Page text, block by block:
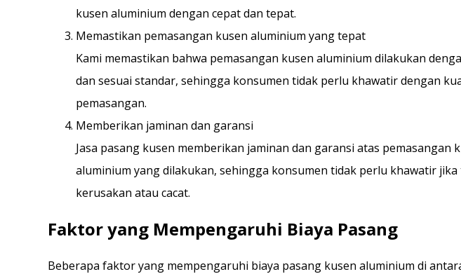
kusen aluminium dengan cepat dan tepat.
Memastikan pemasangan kusen aluminium yang tepat
Kami memastikan bahwa pemasangan kusen aluminium dilakukan
dan sesuai standar, sehingga konsumen tidak perlu khawatir dengan
pemasangan.
Memberikan jaminan dan garansi
Jasa pasang kusen memberikan jaminan dan garansi atas pemasangan
aluminium yang dilakukan, sehingga konsumen tidak perlu khawatir jika
kerusakan atau cacat.
Faktor yang Mempengaruhi Biaya Pasang
Beberapa faktor yang mempengaruhi biaya pasang kusen aluminium di